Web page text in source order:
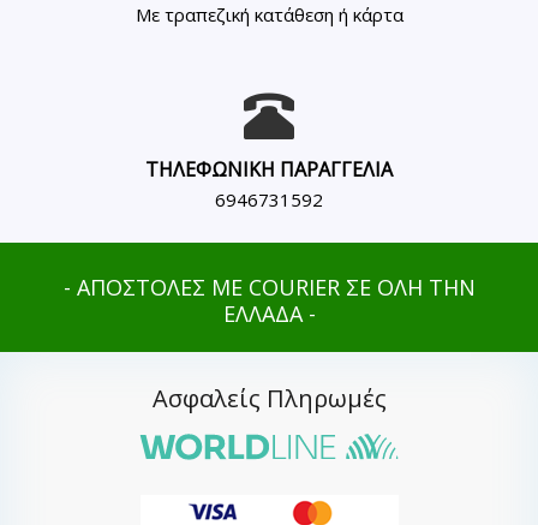
Με τραπεζική κατάθεση ή κάρτα
ΤΗΛΕΦΩΝΙΚΗ ΠΑΡΑΓΓΕΛΙΑ
6946731592
- ΑΠΟΣΤΟΛΕΣ ΜΕ COURIER ΣΕ ΟΛΗ ΤΗΝ
ΕΛΛΑΔΑ -
Ασφαλείς Πληρωμές